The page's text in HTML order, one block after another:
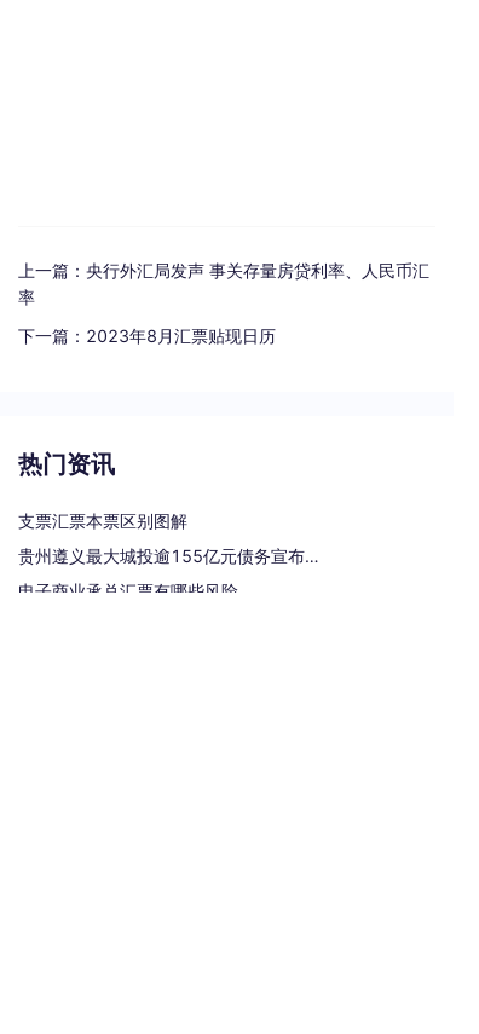
上一篇： 央行外汇局发声 事关存量房贷利率、人民币汇
率
下一篇： 2023年8月汇票贴现日历
热门资讯
支票汇票本票区别图解
贵州遵义最大城投逾155亿元债务宣布重组
电子商业承兑汇票有哪些风险